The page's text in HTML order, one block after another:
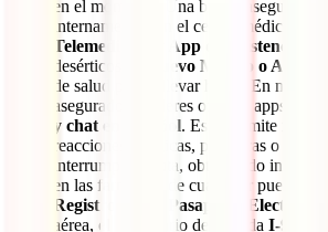
en el momento. Una buena
internamente con el centro médico
Telemedicina y App de Asistencia
desérticos de
Nuevo México o
de salud puede llevar horas. En mayo
aseguradoras líderes ofrecen apps con
y chat en español. Esto permite
reacciones alérgicas, picaduras o
interrumpir tu ruta, obteniendo incluso
en las farmacias de cualquier pueblo
Registro I-94 y Pasaporte
aérea, el formulario de entrada I-94 se